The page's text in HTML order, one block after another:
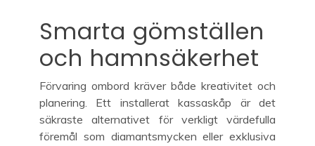
Smarta gömställen
och hamnsäkerhet
Förvaring ombord kräver både kreativitet och
planering. Ett installerat kassaskåp är det
säkraste alternativet för verkligt värdefulla
föremål som diamantsmycken eller exklusiva